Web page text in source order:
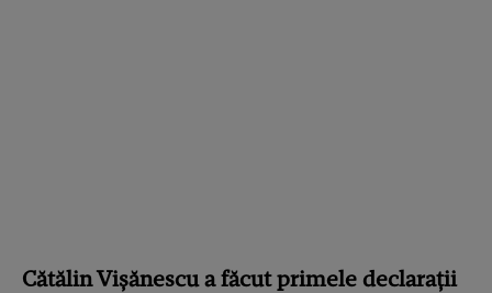
Cătălin Vișănescu a făcut primele declarații